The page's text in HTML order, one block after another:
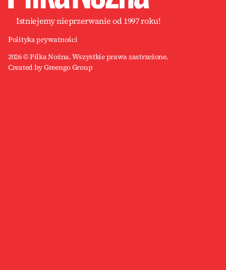
Istniejemy nieprzerwanie od 1997 roku!
Polityka prywatności
2026 © Piłka Nożna. Wszystkie prawa zastrzeżone.
Created by Greengo Group